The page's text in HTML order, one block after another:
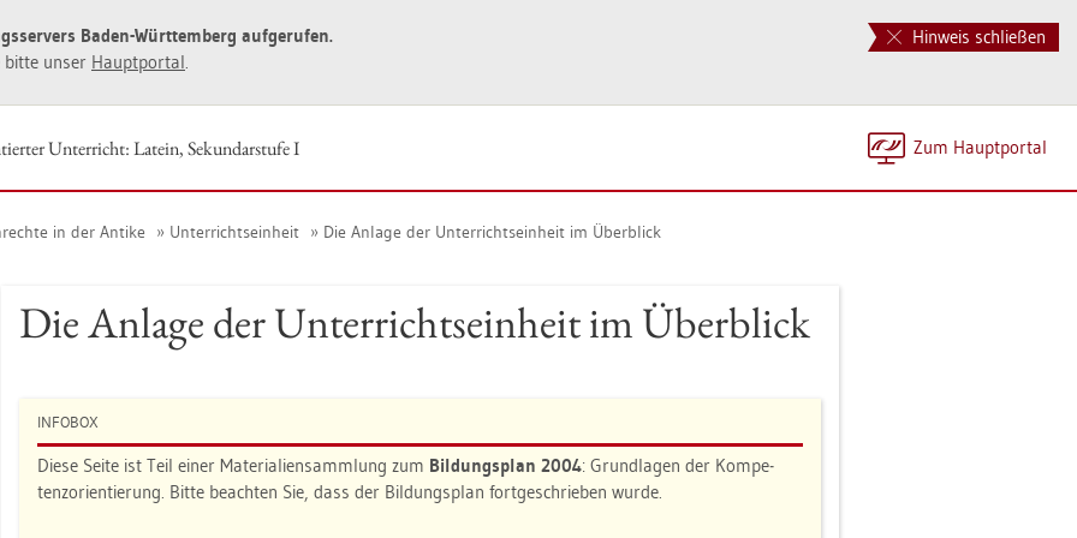
Hinweis schließen
Baden-Würt­tem­berg auf­ge­ru­fen.
bitte unser Haupt­por­tal.
Zum Haupt­por­tal
Un­ter­richt: La­tein, Se­kun­dar­stu­fe I
in der An­ti­ke Un­ter­richts­ein­heit Die An­la­ge der Un­ter­richts­ein­heit im Über­blick
Die An­la­ge der Un­ter­richts­ein­heit im Über­blick
IN­FO­BOX
Diese Seite ist Teil einer Ma­te­ria­li­en­samm­lung zum Bil­dungs­plan 2004: Grund­la­gen der Kom­pe­
tenz­ori­en­tie­rung. Bitte be­ach­ten Sie, dass der Bil­dungs­plan fort­ge­schrie­ben wurde.